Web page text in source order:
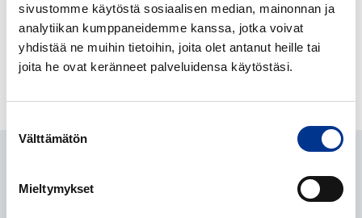
sivustomme käytöstä sosiaalisen median, mainonnan ja
analytiikan kumppaneidemme kanssa, jotka voivat
yhdistää ne muihin tietoihin, joita olet antanut heille tai
joita he ovat keränneet palveluidensa käytöstäsi.
valinta
Välttämätön
Mieltymykset
LATAUKSET